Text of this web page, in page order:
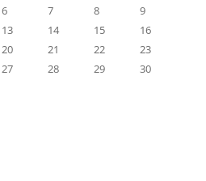
6 7 8
9
13 14 15
16
20 21 22
23
27 28 29
30